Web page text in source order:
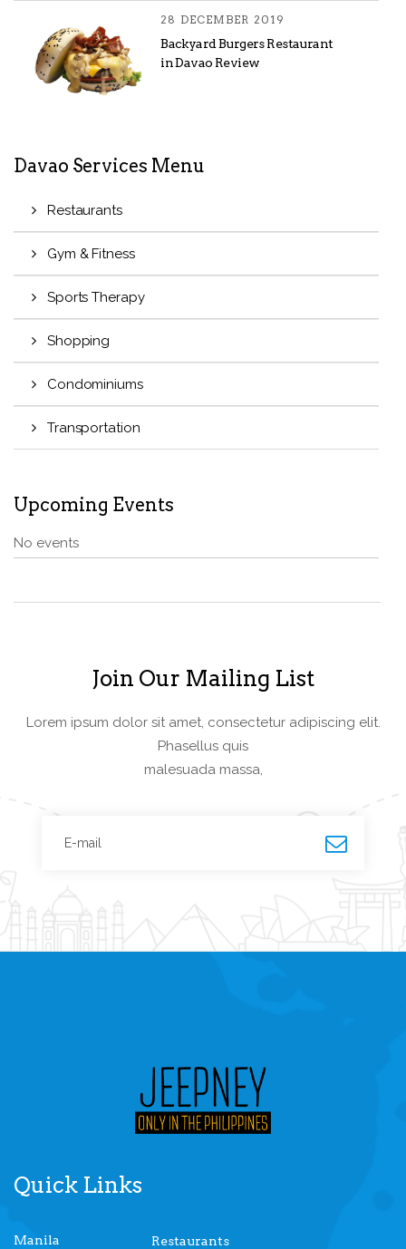
28 DECEMBER 2019
Backyard Burgers Restaurant
in Davao Review
Davao Services Menu
Restaurants
Gym & Fitness
Sports Therapy
Shopping
Condominiums
Transportation
Upcoming Events
No events
Join Our Mailing List
Lorem ipsum dolor sit amet, consectetur adipiscing elit.
Phasellus quis
malesuada massa,
Quick Links
Manila Restaurants